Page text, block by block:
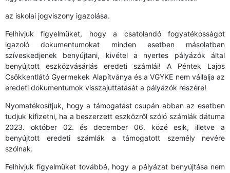
az iskolai jogviszony igazolása.
Felhívjuk figyelmüket, hogy a csatolandó fogyatékosságot
igazoló dokumentumokat minden esetben másolatban
szíveskedjenek benyújtani, kivétel a nyertes pályázók által
benyújtott eszközvásárlás eredeti számlái! A Péntek Lajos
Csökkentlátó Gyermekek Alapítványa és a VGYKE nem vállalja az
eredeti dokumentumok visszajuttatását a pályázók részére!
Nyomatékosítjuk, hogy a támogatást csupán abban az esetben
tudjuk kifizetni, ha a beszerzett eszközről szóló számlák dátuma
2023. október 02. és december 06. közé esik, illetve a
benyújtott eredeti számlák a támogatott személy nevére
szólnak.
Felhívjuk figyelmüket továbbá, hogy a pályázat benyújtása nem